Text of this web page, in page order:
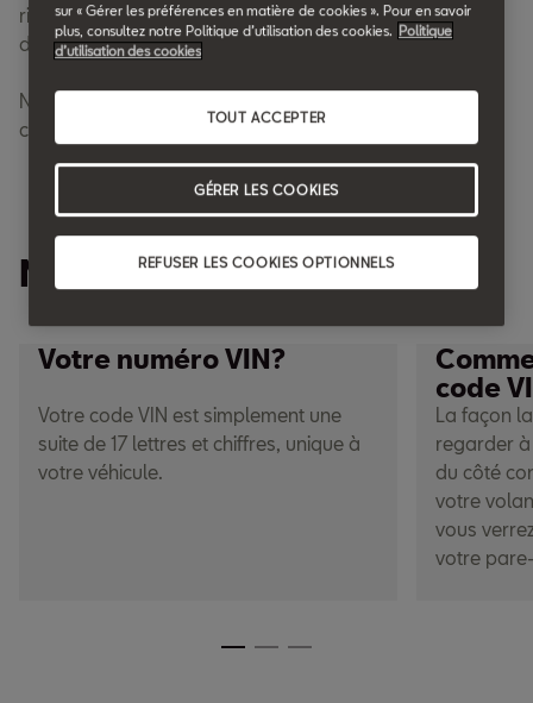
risque de blessures pour vous et vos passagers en cas
d'accident.
Nous vous invitons à vérifier si votre véhicule est
concerné en saisissant son numéro de série (ou VIN).
Numéro de série (VIN)
Votre numéro VIN?
Votre code VIN est simplement une
suite de 17 lettres et chiffres, unique à
votre véhicule.
code
La façon
regarder à
du côté
votre
vous
votre
sur « Gérer les préférences en matière de cookies ». Pour en savoir
plus, consultez notre Politique d’utilisation des cookies.
Politique
d’utilisation des cookies
REFUSER LES COOKIES OPTIONNELS
TOUT ACCEPTER
GÉRER LES COOKIES